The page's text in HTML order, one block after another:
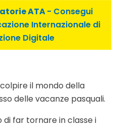
ATA- Consegui
Internazionale di
Digitale
il mondo della
delle vacanze pasquali.
di far tornare in classe i